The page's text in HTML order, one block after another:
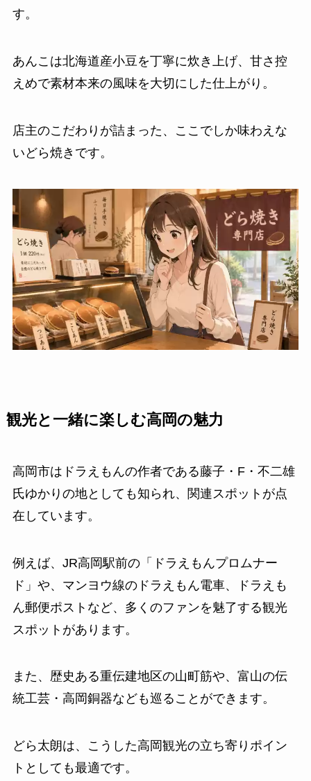
す。
あんこは北海道産小豆を丁寧に炊き上げ、甘さ控
えめで素材本来の風味を大切にした仕上がり。
店主のこだわりが詰まった、ここでしか味わえな
いどら焼きです。
観光と一緒に楽しむ高岡の魅力
高岡市はドラえもんの作者である藤子・F・不二雄
氏ゆかりの地としても知られ、関連スポットが点
在しています。
例えば、JR高岡駅前の「ドラえもんプロムナー
ド」や、マンヨウ線のドラえもん電車、ドラえも
ん郵便ポストなど、多くのファンを魅了する観光
スポットがあります。
また、歴史ある重伝建地区の山町筋や、富山の伝
統工芸・高岡銅器なども巡ることができます。
どら太朗は、こうした高岡観光の立ち寄りポイン
トとしても最適です。